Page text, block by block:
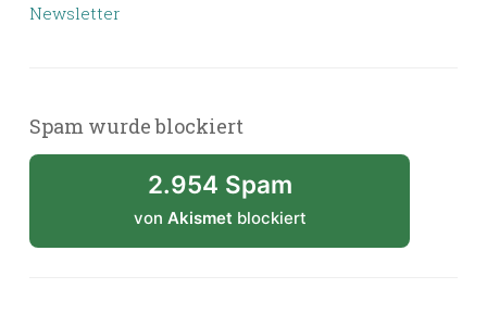
Newsletter
Spam wurde blockiert
2.954 Spam
von Akismet blockiert